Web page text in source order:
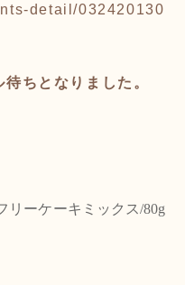
detail/032420130
ちとなりました。
リーケーキミックス/80g